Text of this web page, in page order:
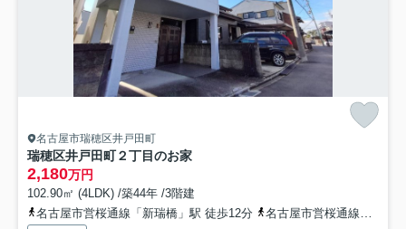
名古屋市瑞穂区井戸田町
瑞穂区井戸田町２丁目のお家
2,180万円
102.90㎡ (4LDK) /築44年 /3階建
名古屋市営桜通線「新瑞橋」駅 徒歩12分
名古屋市営桜通線「瑞穂運動場西」駅 徒歩12分